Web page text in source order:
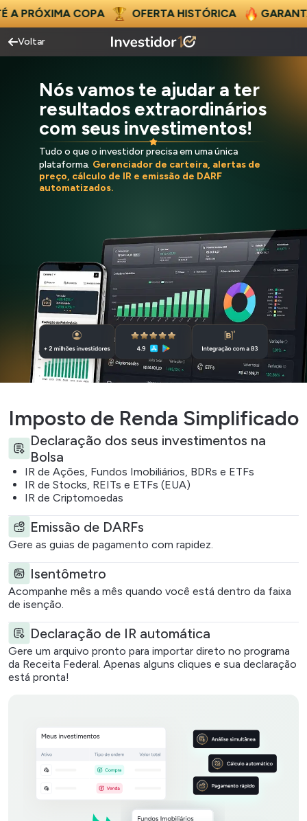
OFERTA HISTÓRICA GARANTA SEU PRO ATÉ A
Voltar
Nós vamos te ajudar a ter
resultados extraordinários
com seus investimentos!
Tudo o que o investidor precisa em uma única
plataforma. Gerenciador de carteira, alertas de
preço, cálculo de IR e emissão de DARF
automatizados.
Imposto de Renda Simplificado
Declaração dos seus investimentos na
Bolsa
IR de Ações, Fundos Imobiliários, BDRs e ETFs
IR de Stocks, REITs e ETFs (EUA)
IR de Criptomoedas
Emissão de DARFs
Gere as guias de pagamento com rapidez.
Isentômetro
Acompanhe mês a mês quando você está dentro da faixa
de isenção.
Declaração de IR automática
Gere um arquivo pronto para importar direto no programa
da Receita Federal. Apenas alguns cliques e sua declaração
está pronta!